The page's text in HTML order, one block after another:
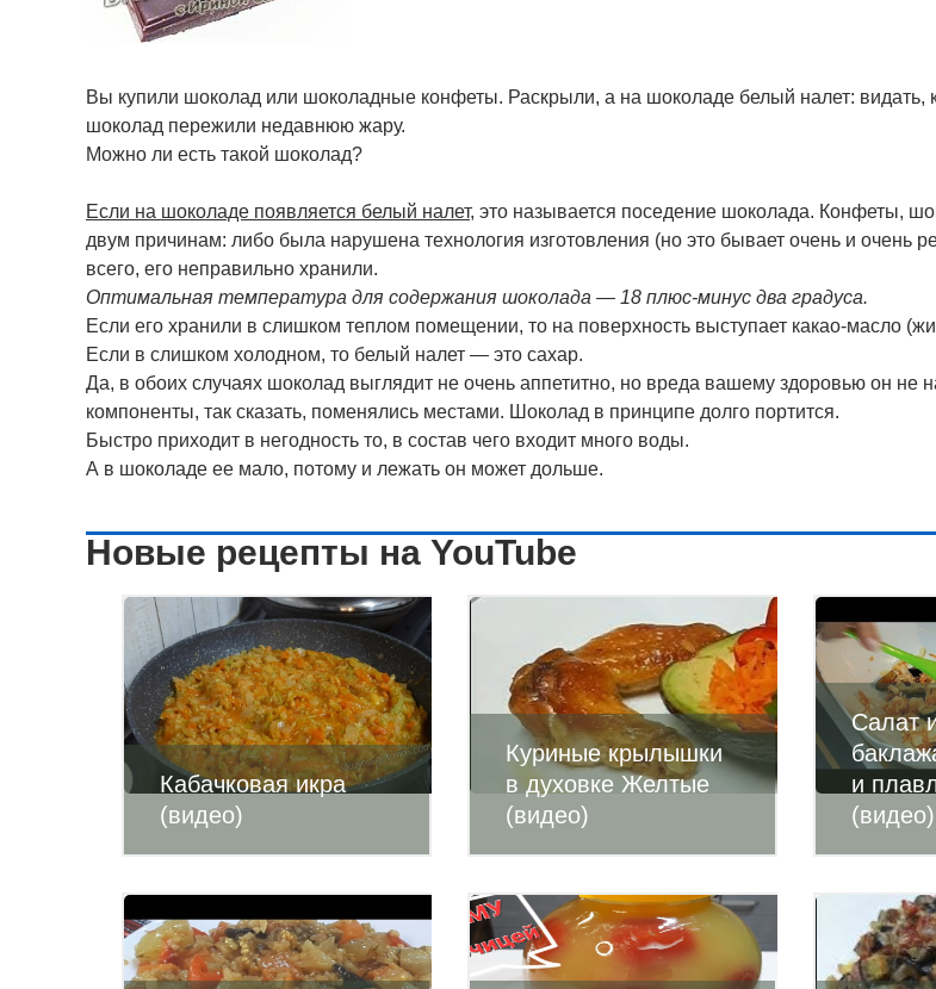
Вы купили шоколад или шоколадные конфеты. Раскрыли, а на шоколаде белый налет: видать,
шоколад пережили недавнюю жару.
Можно ли есть такой шоколад?
Если на шоколаде появляется белый налет, это называется поседение шоколада. Конфеты,
двум причинам: либо была нарушена технология изготовления (но это бывает очень и очень
всего, его неправильно хранили.
Оптимальная температура для содержания шоколада — 18 плюс-минус два градуса.
Если его хранили в слишком теплом помещении, то на поверхность выступает какао-масло
Если в слишком холодном, то белый налет — это сахар.
Да, в обоих случаях шоколад выглядит не очень аппетитно, но вреда вашему здоровью он не
компоненты, так сказать, поменялись местами. Шоколад в принципе долго портится.
Быстро приходит в негодность то, в состав чего входит много воды.
А в шоколаде ее мало, потому и лежать он может дольше.
Новые рецепты на YouTube
Кабачковая икра
(видео)
Куриные крылышки
в духовке Желтые
(видео)
Салат
и
(видео)